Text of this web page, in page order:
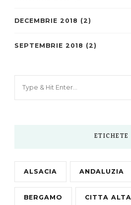
DECEMBRIE 2018 (2)
SEPTEMBRIE 2018 (2)
ETICHETE
ALSACIA ANDALUZIA
BERGAMO CITTA ALTA